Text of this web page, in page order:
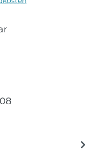
nicht verfügbar.)